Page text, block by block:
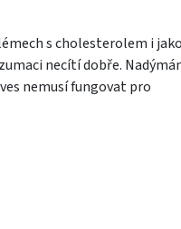
s cholesterolem i
necítí dobře.
nemusí fungovat pro